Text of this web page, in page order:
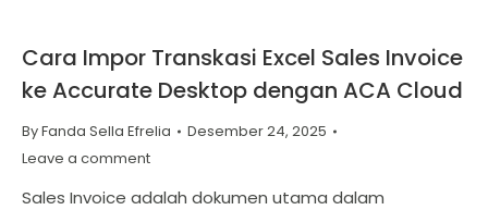
Cara Impor Transkasi Excel Sales Invoice
ke Accurate Desktop dengan ACA Cloud
ByFanda Sella Efrelia
Desember 24, 2025
Leave a comment
Sales Invoice adalah dokumen utama dalam